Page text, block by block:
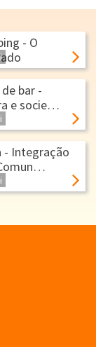
- O
bar -
e socie…
- Integração